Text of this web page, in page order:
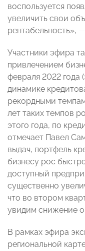
воспользуется
увеличить свои
рентабельность»,
Участники эфира
привлечением
февраля 2022 года
динамике
рекордными
лет таких темпов
этого года, по
отмечает Павел
выдач, портфель
бизнесу рос
доступный
существенно
что во втором
увидим снижение
В рамках эфира
региональной